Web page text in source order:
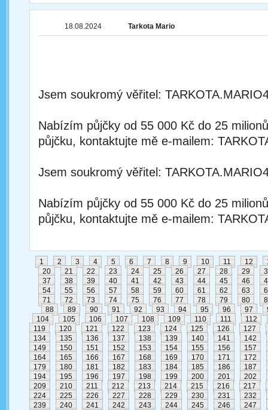
18.08.2024 Tarkota Mario
Jsem soukromý věřitel:
Nabízím půjčky od 55 000 Kč do 25
půjčku, kontaktujte mě e-mailem:
Jsem soukromý věřitel:
Nabízím půjčky od 55 000 Kč do 25
půjčku, kontaktujte mě e-mailem:
1 2 3 4 5 6 7 8 9 10 11 12
20
21 22 23 24 25 26 27 28 29
37
38 39 40 41 42 43 44 45 46
54
55 56 57 58 59 60 61 62 63
71
72 73 74 75 76 77 78 79 80
88
89 90 91 92 93 94 95 96 97
104
105 106 107 108 109 110 111
112
119
120 121 122 123 124 125 126
127
134
135 136 137 138 139 140 141
142
149
150 151 152 153 154 155 156
157
164
165 166 167 168 169 170 171
172
179
180 181 182 183 184 185 186
187
194
195 196 197 198 199 200 201
202
209
210 211 212 213 214 215 216
217
224
225 226 227 228 229 230 231
232
239
240 241 242 243 244 245 246
247